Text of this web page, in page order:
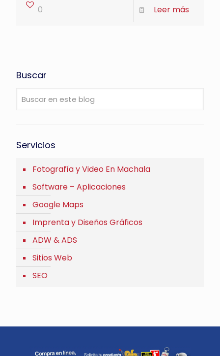
0 Leer más
Buscar
Servicios
Fotografía y Video En Machala
Software – Aplicaciones
Google Maps
Imprenta y Diseños Gráficos
ADW & ADS
Sitios Web
SEO